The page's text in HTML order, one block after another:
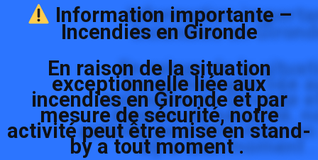
Information importante –
Incendies en Gironde
En raison de la situation
exceptionnelle liée aux
incendies en Gironde et par
mesure de sécurité, notre
activité peut être mise en stand-
by a tout moment .